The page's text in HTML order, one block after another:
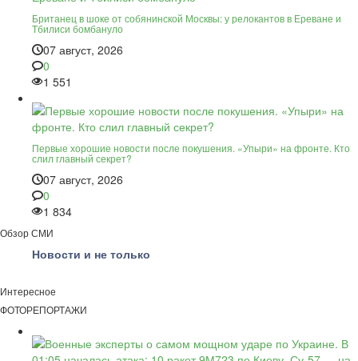
Британец в шоке от собянинской Москвы: у релокантов в Ереване и
Тбилиси бомбануло
07 август, 2026
0
1 551
Первые хорошие новости после покушения. «Упыри» на фронте. Кто
слил главный секрет?
07 август, 2026
0
1 834
Обзор СМИ
Новости и не только
Интересное
ФОТОРЕПОРТАЖИ